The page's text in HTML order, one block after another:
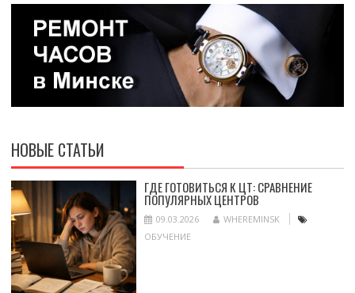
НОВЫЕ СТАТЬИ
ГДЕ ГОТОВИТЬСЯ К ЦТ: СРАВНЕНИЕ
ПОПУЛЯРНЫХ ЦЕНТРОВ
09.03.2026
WHEREMINSK
ОБУЧЕНИЕ